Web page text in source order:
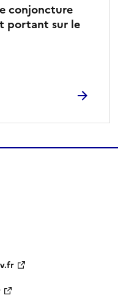
conjoncture
portant sur le